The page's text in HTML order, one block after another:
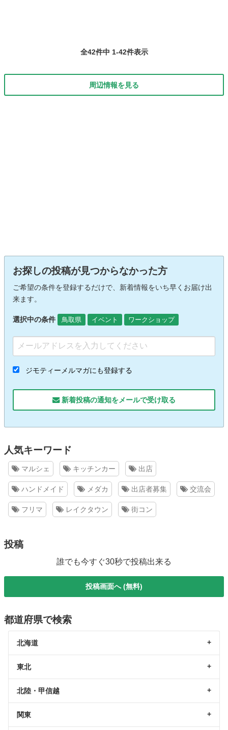
全42件中 1-42件表示
周辺情報を見る
お探しの投稿が見つからなかった方
ご希望の条件を登録するだけで、新着情報をいち早くお届け出
来ます。
選択中の条件 鳥取県 イベント ワークショップ
ジモティーメルマガにも登録する
新着投稿の通知をメールで受け取る
人気キーワード
マルシェ キッチンカー 出店
ハンドメイド メダカ 出店者募集 交流会
フリマ レイクタウン 街コン
投稿
誰でも今すぐ30秒で投稿出来る
投稿画面へ (無料)
都道府県で検索
北海道
東北
北陸・甲信越
関東